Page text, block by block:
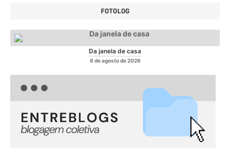
FOTOLOG
Da janela de casa
8 de agosto de 2026